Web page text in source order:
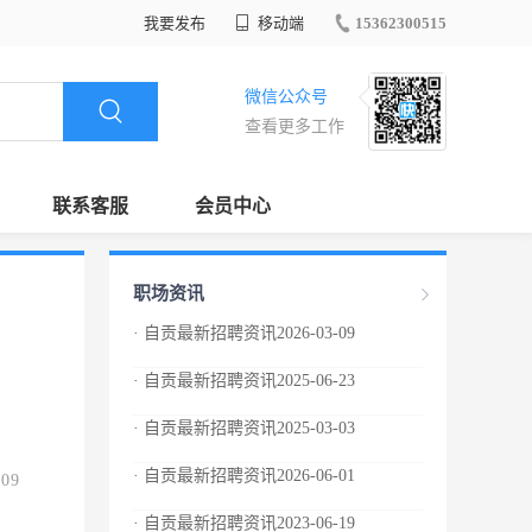
我要发布 移动端 15362300515
微信公众号
查看更多工作
联系客服 会员中心
职场资讯
· 自贡最新招聘资讯2026-03-09
· 自贡最新招聘资讯2025-06-23
· 自贡最新招聘资讯2025-03-03
· 自贡最新招聘资讯2026-06-01
· 自贡最新招聘资讯2023-06-19